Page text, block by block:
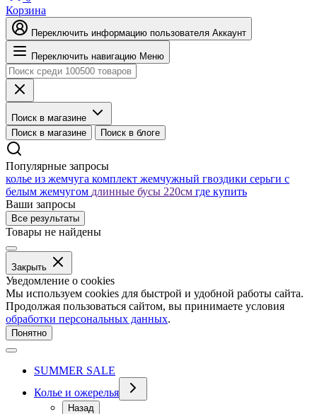
Корзина
Переключить информацию пользователя Аккаунт
Переключить навигацию Меню
Поиск в магазине
Поиск в магазине
Поиск в блоге
Популярные запросы
колье из жемчуга комплект жемчужный гвоздики серьги с
белым жемчугом длинные бусы 220см где купить
Ваши запросы
Все результаты
Товары не найдены
Закрыть
Уведомление о cookies
Мы используем cookies для быстрой и удобной работы сайта.
Продолжая пользоваться сайтом, вы принимаете условия
обработки персональных данных.
Понятно
SUMMER SALE
Колье и ожерелья
Назад